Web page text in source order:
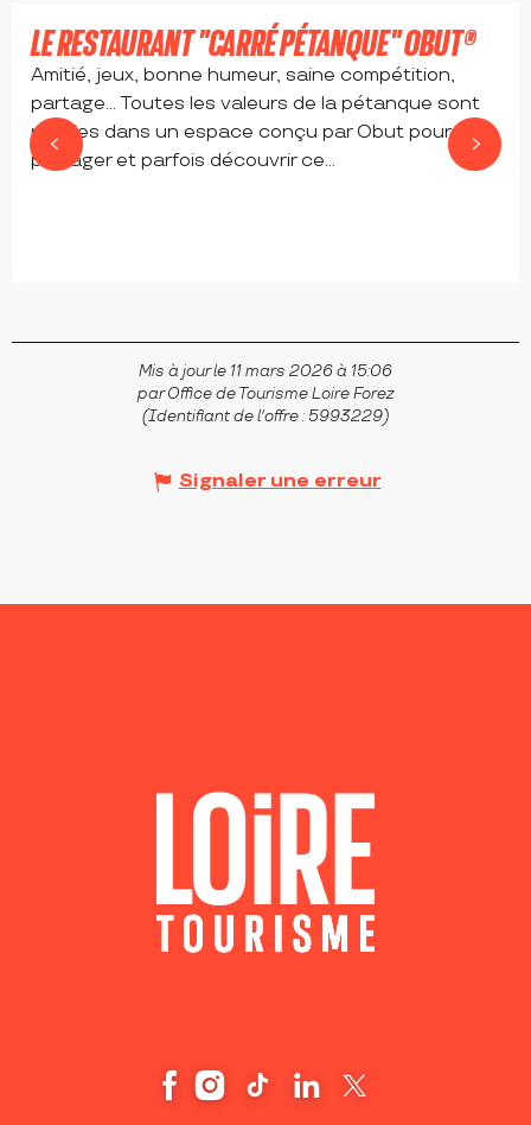
LE RESTAURANT "CARRÉ PÉTANQUE" OBUT®
Amitié, jeux, bonne humeur, saine compétition,
partage… Toutes les valeurs de la pétanque sont
réunies dans un espace conçu par Obut pour faire
partager et parfois découvrir ce...
Mis à jour le 11 mars 2026 à 15:06
par Office de Tourisme Loire Forez
(Identifiant de l'offre : 5993229)
Signaler une erreur